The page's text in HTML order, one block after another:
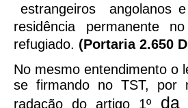
estrangeiros angolanos
residência permanente
refugiado. (Portaria 2.650
No mesmo entendimento o
se firmando no TST, por
radação do artigo 1ºda